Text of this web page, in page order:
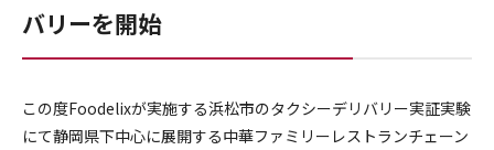
バリーを開始
この度Foodelixが実施する浜松市のタクシーデリバリー実証実験
にて静岡県下中心に展開する中華ファミリーレストランチェ ーン